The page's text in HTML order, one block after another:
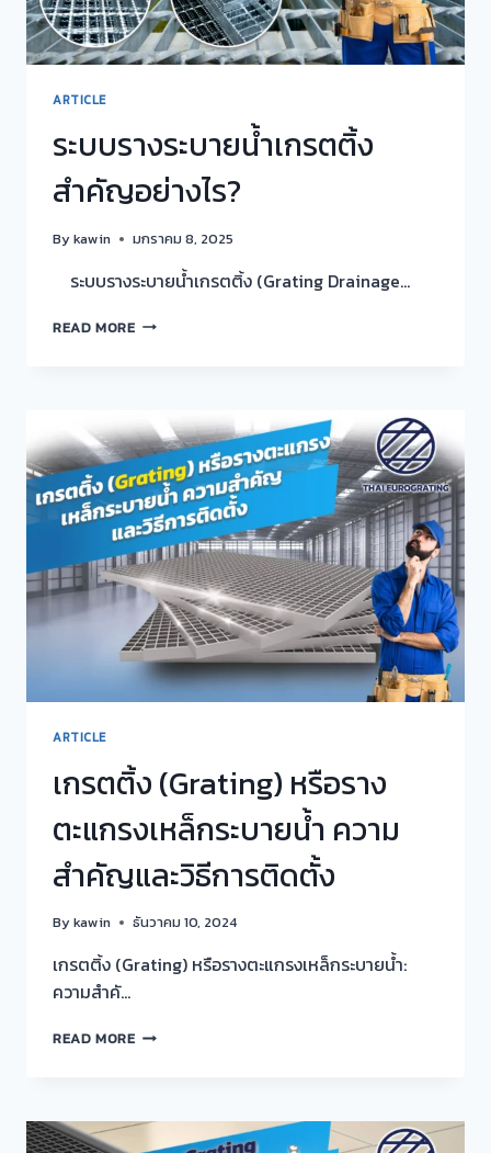
ARTICLE
ระบบรางระบายน้ำเกรตติ้ง
สำคัญอย่างไร?
Bykawin มกราคม 8, 2025
ระบบรางระบายน้ำเกรตติ้ง (Grating Drainage…
READ MOREระบบ
รต
ติ้ง
สำคัญ
อย่างไร?
ARTICLE
เกรตติ้ง (Grating) หรือราง
ตะแกรงเหล็กระบายน้ำ ความ
สำคัญและวิธีการติดตั้ง
Bykawin ธันวาคม 10, 2024
เกรตติ้ง (Grating) หรือรางตะแกรงเหล็กระบายน้ำ:
ความสำคั…
READ MOREเก
หรือ